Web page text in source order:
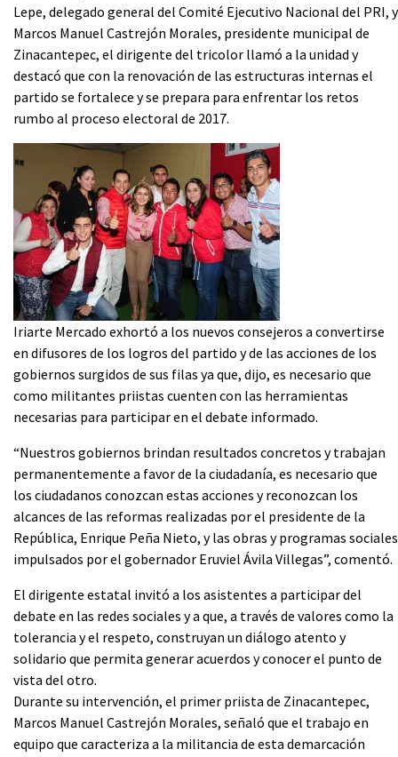
Lepe, delegado general del Comité Ejecutivo Nacional del PRI, y
Marcos Manuel Castrejón Morales, presidente municipal de
Zinacantepec, el dirigente del tricolor llamó a la unidad y
destacó que con la renovación de las estructuras internas el
partido se fortalece y se prepara para enfrentar los retos
rumbo al proceso electoral de 2017.
Iriarte Mercado exhortó a los nuevos consejeros a convertirse
en difusores de los logros del partido y de las acciones de los
gobiernos surgidos de sus filas ya que, dijo, es necesario que
como militantes priistas cuenten con las herramientas
necesarias para participar en el debate informado.
“Nuestros gobiernos brindan resultados concretos y trabajan
permanentemente a favor de la ciudadanía, es necesario que
los ciudadanos conozcan estas acciones y reconozcan los
alcances de las reformas realizadas por el presidente de la
República, Enrique Peña Nieto, y las obras y programas sociales
impulsados por el gobernador Eruviel Ávila Villegas”, comentó.
El dirigente estatal invitó a los asistentes a participar del
debate en las redes sociales y a que, a través de valores como la
tolerancia y el respeto, construyan un diálogo atento y
solidario que permita generar acuerdos y conocer el punto de
vista del otro.
Durante su intervención, el primer priista de Zinacantepec,
Marcos Manuel Castrejón Morales, señaló que el trabajo en
equipo que caracteriza a la militancia de esta demarcación